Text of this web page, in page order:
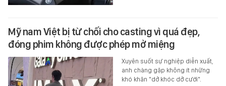
Mỹ nam Việt bị từ chối cho casting vì quá đẹp,
đóng phim không được phép mở miệng
Xuyên suốt sự nghiệp diễn xuất,
anh chàng gặp không ít những
khó khăn "dở khóc dở cười".